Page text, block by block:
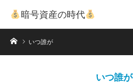
暗号資産の時代
ホームいつ誰が
いつ誰が